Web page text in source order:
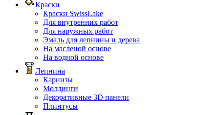
Краски
Краски SwissLake
Для внутренних работ
Для наружных работ
Эмаль для лепнины и дерева
На масленой основе
На водной основе
Лепнина
Карнизы
Молдинги
Декоративные 3D панели
Плинтусы